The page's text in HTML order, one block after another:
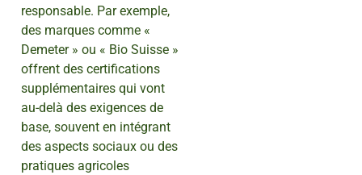
responsable. Par exemple,
des marques comme «
Demeter » ou « Bio Suisse »
offrent des certifications
supplémentaires qui vont
au-delà des exigences de
base, souvent en intégrant
des aspects sociaux ou des
pratiques agricoles